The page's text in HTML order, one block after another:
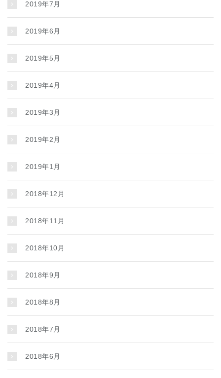
2019年7月
2019年6月
2019年5月
2019年4月
2019年3月
2019年2月
2019年1月
2018年12月
2018年11月
2018年10月
2018年9月
2018年8月
2018年7月
2018年6月